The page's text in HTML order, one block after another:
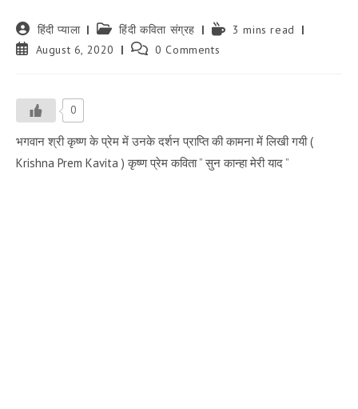
Post
author:
हिंदी प्याला
Post
category:
हिंदी कविता संग्रह
Reading
time:
3 mins read
PostAugust 6, 2020
Post 0 Comments
0
भगवान श्री कृष्ण के प्रेम में उनके दर्शन प्राप्ति की कामना में लिखी गयी (
Krishna Prem Kavita ) कृष्ण प्रेम कविता ” सुन कान्हा मेरी याद ”